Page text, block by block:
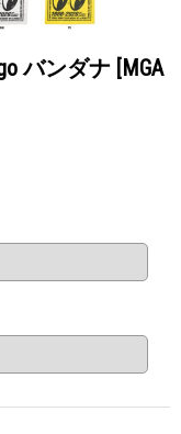
バンダナ [MGA